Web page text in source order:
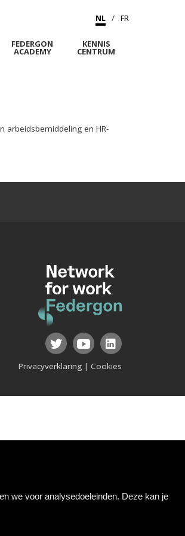
FEDERGON
ACADEMY
KENNIS
CENTRUM
NL FR
arbeidsbemiddeling en HR-
Privacyverklaring| Cookies
we voor analysedoeleinden. Deze kan je